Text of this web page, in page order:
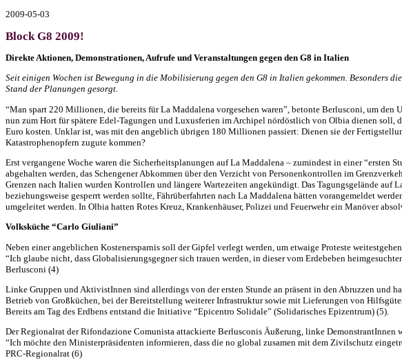
2009-05-03
Block G8 2009!
Direkte Aktionen, Demonstrationen, Aufrufe und Veranstaltungen gegen den G8 in Italien
Seit einigen Wochen ist Bewegung in die Mobilisierung gegen den G8 in Italien gekommen. Besonders
Stand der Planungen gesorgt.
“Man spart 220 Millionen, die bereits für La Maddalena vorgesehen waren”, betonte Berlusconi, um
nun zum Hort für spätere Edel-Tagungen und Luxusferien im Archipel nördöstlich von Olbia dienen soll,
Euro kosten. Unklar ist, was mit den angeblich übrigen 180 Millionen passiert: Dienen sie der
Katastrophenopfern zugute kommen?
Erst vergangene Woche waren die Sicherheitsplanungen auf La Maddalena – zumindest in einer
abgehalten werden, das Schengener Abkommen über den Verzicht von Personenkontrollen im
Grenzen nach Italien wurden Kontrollen und längere Wartezeiten angekündigt. Das Tagungsgelände auf
beziehungsweise gesperrt werden sollte, Fährüberfahrten nach La Maddalena hätten vorangemeldet
umgeleitet werden. In Olbia hatten Rotes Kreuz, Krankenhäuser, Polizei und Feuerwehr ein Manöver
Volksküche “Carlo Giuliani”
Neben einer angeblichen Kostenersparnis soll der Gipfel verlegt werden, um etwaige Proteste
“Ich glaube nicht, dass Globalisierungsgegner sich trauen werden, in dieser vom Erdebeben
Berlusconi (4)
Linke Gruppen und AktivistInnen sind allerdings von der ersten Stunde an präsent in den Abruzzen und
Betrieb von Großküchen, bei der Bereitstellung weiterer Infrastruktur sowie mit Lieferungen von
Bereits am Tag des Erdbens entstand die Initiative “Epicentro Solidale” (Solidarisches Epizentrum) (5).
Der Regionalrat der Rifondazione Comunista attackierte Berlusconis Äußerung, linke DemonstrantInnen
“Ich möchte den Ministerpräsidenten informieren, dass die no global zusamen mit dem Zivilschutz
PRC-Regionalrat (6)